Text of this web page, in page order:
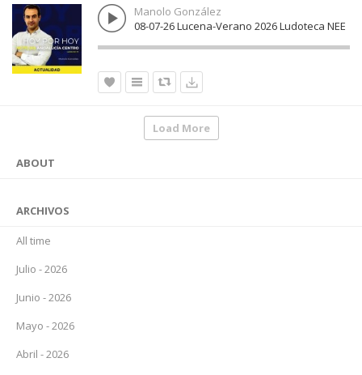
Manolo González
08-07-26 Lucena-Verano 2026 Ludoteca NEE
Load More
ABOUT
ARCHIVOS
All time
Julio - 2026
Junio - 2026
Mayo - 2026
Abril - 2026